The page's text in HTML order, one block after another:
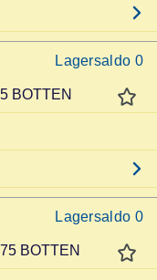
Lagersaldo 0
BOTTEN
Lagersaldo 0
BOTTEN